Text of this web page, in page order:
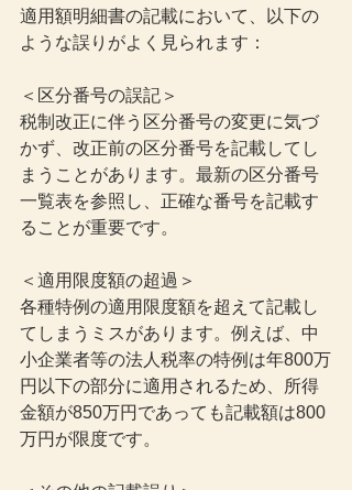
適用額明細書の記載において、以下の
ような誤りがよく見られます：
＜区分番号の誤記＞
税制改正に伴う区分番号の変更に気づ
かず、改正前の区分番号を記載してし
まうことがあります。最新の区分番号
一覧表を参照し、正確な番号を記載す
ることが重要です。
＜適用限度額の超過＞
各種特例の適用限度額を超えて記載し
てしまうミスがあります。例えば、中
小企業者等の法人税率の特例は年800万
円以下の部分に適用されるため、所得
金額が850万円であっても記載額は800
万円が限度です。